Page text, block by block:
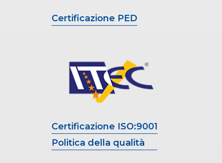
Certificazione PED
Certificazione ISO:9001
Politica della qualità